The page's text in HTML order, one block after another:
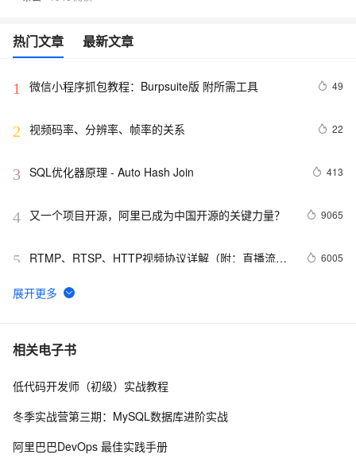
热门文章 最新文章
1 微信小程序抓包教程：Burpsuite版 附所需工具 49
2 视频码率、分辨率、帧率的关系 22
3 SQL优化器原理 - Auto Hash Join 413
4 又一个项目开源，阿里已成为中国开源的关键力量？ 9065
5
RTMP、RTSP、HTTP视频协议详解（附：直播流地
6005
6 谷歌CEO皮查伊：对重返中国持开放态度
7 C语言项目参考解答：全正整数后再计算
8 俗人解读 三维渲染 的工作过程
著录
相关电子书
低代码开发师（初级）实战教程
冬季实战营第三期：MySQL数据库进阶实战
阿里巴巴DevOps 最佳实践手册